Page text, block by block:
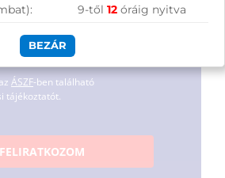
leiratkozhatsz.
ÁSZF-ben található
tájékoztatót.
FELIRATKOZOM
9-től12 óráig nyitva
BEZÁR